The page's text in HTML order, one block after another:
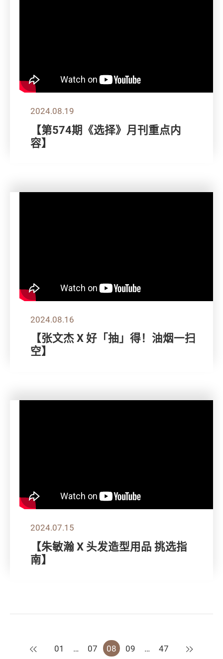
2024.08.19
【第574期《选择》月刊重点内
容】
2024.08.16
【张文杰 X 好「抽」得！油烟一扫
空】
2024.07.15
【朱敏瀚 X 头发造型用品 挑选指
南】
上一页
01 … 07 08 09 … 47 下一页